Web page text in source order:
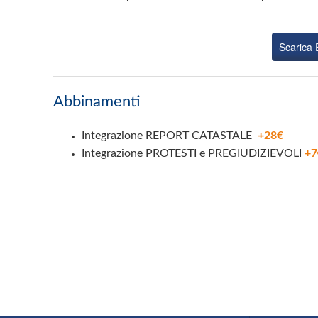
Scarica
Abbinamenti
Integrazione REPORT CATASTALE +28€
Integrazione PROTESTI e PREGIUDIZIEVOLI